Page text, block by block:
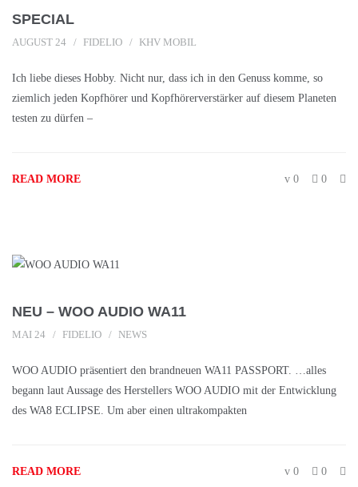
SPECIAL
AUGUST 24 FIDELIO KHV MOBIL
Ich liebe dieses Hobby. Nicht nur, dass ich in den Genuss komme, so
ziemlich jeden Kopfhörer und Kopfhörerverstärker auf diesem Planeten
testen zu dürfen –
READ MORE 0 0
NEU – WOO AUDIO WA11
MAI 24 FIDELIO NEWS
WOO AUDIO präsentiert den brandneuen WA11 PASSPORT. …alles
begann laut Aussage des Herstellers WOO AUDIO mit der Entwicklung
des WA8 ECLIPSE. Um aber einen ultrakompakten
READ MORE 0 0